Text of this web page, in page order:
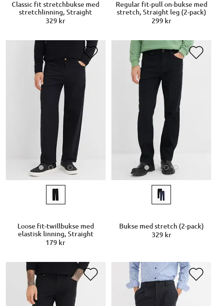
Classic fit stretchbukse med
stretchlinning, Straight
329 kr
Regular fit-pull on-bukse med
stretch, Straight leg (2-pack)
299 kr
Loose fit-twillbukse med
elastisk linning, Straight
179 kr
Bukse med stretch (2-pack)
329 kr